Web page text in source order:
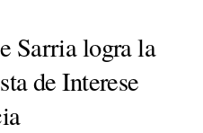
Sarria logra la
de Interese